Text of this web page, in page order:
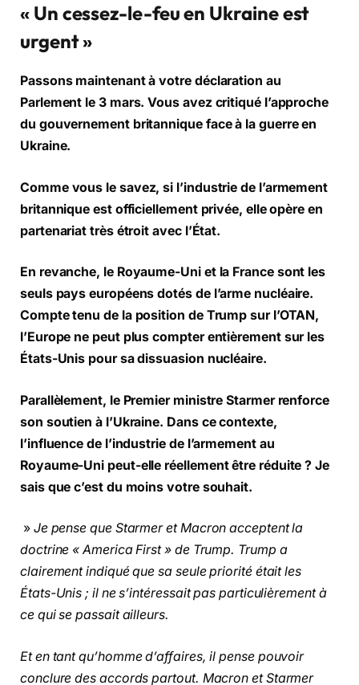
« Un cessez-le-feu en Ukraine est
urgent »
Passons maintenant à votre déclaration au
Parlement le 3 mars. Vous avez critiqué l’approche
du gouvernement britannique face à la guerre en
Ukraine.
Comme vous le savez, si l’industrie de l’armement
britannique est officiellement privée, elle opère en
partenariat très étroit avec l’État.
En revanche, le Royaume-Uni et la France sont les
seuls pays européens dotés de l’arme nucléaire.
Compte tenu de la position de Trump sur l’OTAN,
l’Europe ne peut plus compter entièrement sur les
États-Unis pour sa dissuasion nucléaire.
Parallèlement, le Premier ministre Starmer renforce
son soutien à l’Ukraine. Dans ce contexte,
l’influence de l’industrie de l’armement au
Royaume-Uni peut-elle réellement être réduite ? Je
sais que c’est du moins votre souhait.
» Je pense que Starmer et Macron acceptent la
doctrine « America First » de Trump. Trump a
clairement indiqué que sa seule priorité était les
États-Unis ; il ne s’intéressait pas particulièrement à
ce qui se passait ailleurs.
Et en tant qu’homme d’affaires, il pense pouvoir
conclure des accords partout. Macron et Starmer